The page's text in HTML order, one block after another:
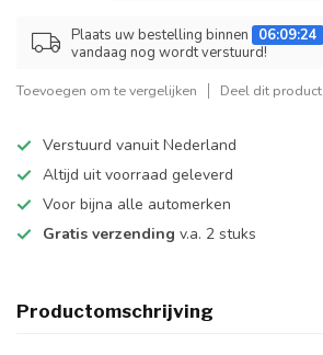
Plaats uw bestelling binnen 06:09:24
vandaag nog wordt verstuurd!
Toevoegen om te vergelijken Deel dit product
Verstuurd vanuit Nederland
Altijd uit voorraad geleverd
Voor bijna alle automerken
Gratis verzending v.a. 2 stuks
Productomschrijving